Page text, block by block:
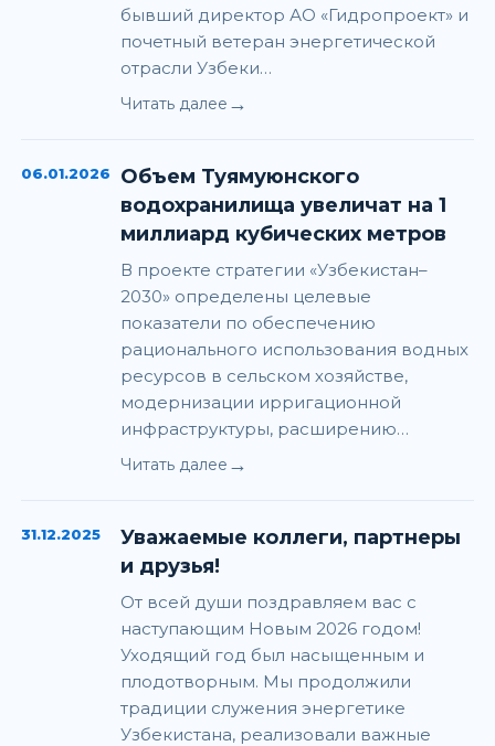
бывший директор АО «Гидропроект» и
почетный ветеран энергетической
отрасли Узбеки…
Читать далее →
06.01.2026
Объем Туямуюнского
водохранилища увеличат на 1
миллиард кубических метров
В проекте стратегии «Узбекистан–
2030» определены целевые
показатели по обеспечению
рационального использования водных
ресурсов в сельском хозяйстве,
модернизации ирригационной
инфраструктуры, расширению…
Читать далее →
31.12.2025
Уважаемые коллеги, партнеры
и друзья!
От всей души поздравляем вас с
наступающим Новым 2026 годом!
Уходящий год был насыщенным и
плодотворным. Мы продолжили
традиции служения энергетике
Узбекистана, реализовали важные